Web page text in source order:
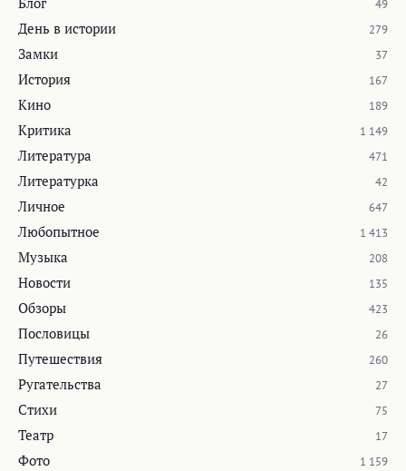
49
День в истории 279
Замки 37
История 167
Кино 189
Критика 1 149
Литература 471
Литературка 42
Личное 647
Любопытное 1 413
Музыка 208
Новости 135
Обзоры 423
Пословицы 26
Путешествия 260
Ругательства 27
Стихи 75
Театр 17
Фото 1 159